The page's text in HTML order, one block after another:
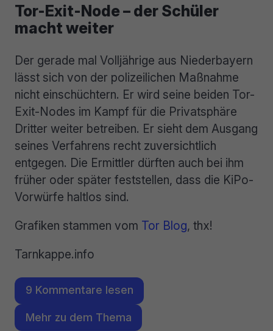
Tor-Exit-Node – der Schüler
macht weiter
Der gerade mal Volljährige aus Niederbayern
lässt sich von der polizeilichen Maßnahme
nicht einschüchtern. Er wird seine beiden Tor-
Exit-Nodes im Kampf für die Privatsphäre
Dritter weiter betreiben. Er sieht dem Ausgang
seines Verfahrens recht zuversichtlich
entgegen. Die Ermittler dürften auch bei ihm
früher oder später feststellen, dass die KiPo-
Vorwürfe haltlos sind.
Grafiken stammen vom Tor Blog, thx!
Tarnkappe.info
9 Kommentare lesen
Mehr zu dem Thema